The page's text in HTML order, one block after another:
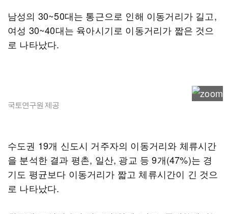
남성의 30~50대는 통근으로 인해 이동거리가 길고,
여성 30~40대는 육아시기로 이동거리가 짧은 것으
로 나타났다.
국토연구원 제공
수도권 19개 신도시 거주자의 이동거리와 체류시간
을 분석한 결과 평촌, 일산, 광교 등 9개(47%)는 경
기도 평균보다 이동거리가 짧고 체류시간이 긴 것으
로 나타났다.